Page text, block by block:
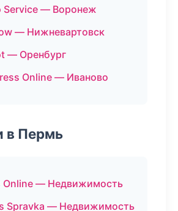
Service — Воронеж
— Нижневартовск
— Оренбург
Online — Иваново
в Пермь
Online — Недвижимость
Spravka — Недвижимость